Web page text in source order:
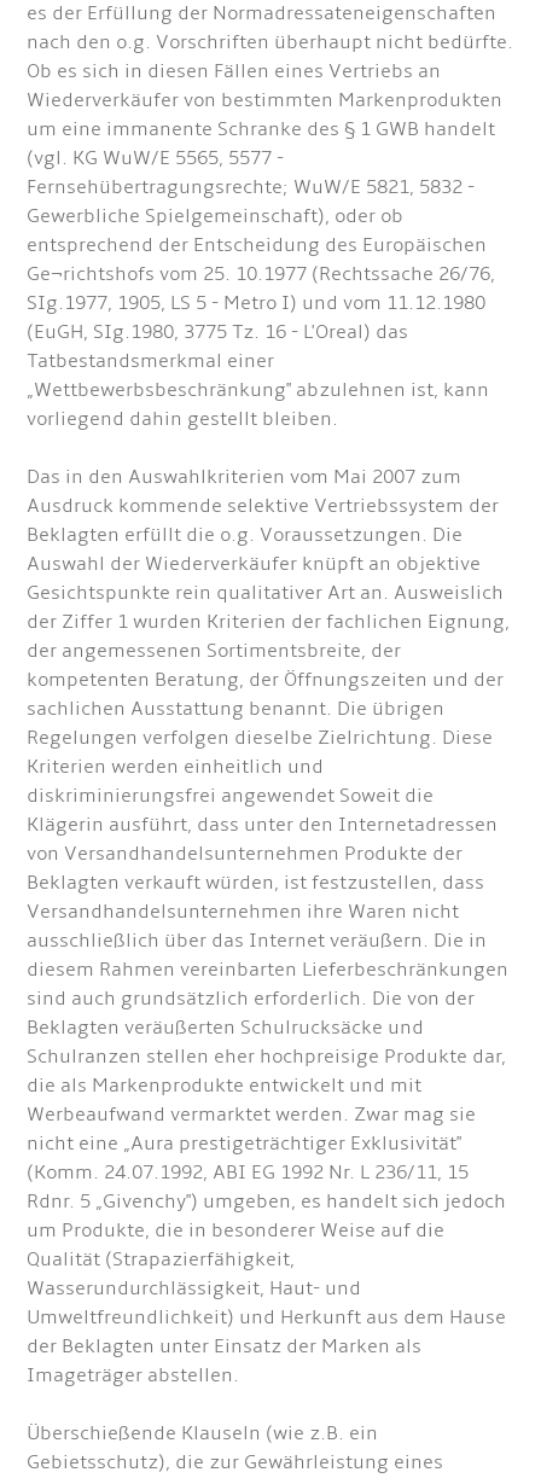
es der Erfüllung der Normadressateneigenschaften
nach den o.g. Vorschriften überhaupt nicht bedürfte.
Ob es sich in diesen Fällen eines Vertriebs an
Wiederverkäufer von bestimmten Markenprodukten
um eine immanente Schranke des § 1 GWB handelt
(vgl. KG WuW/E 5565, 5577 -
Fernsehübertragungsrechte; WuW/E 5821, 5832 -
Gewerbliche Spielgemeinschaft), oder ob
entsprechend der Entscheidung des Europäischen
Ge¬richtshofs vom 25. 10.1977 (Rechtssache 26/76,
SIg.1977, 1905, LS 5 - Metro I) und vom 11.12.1980
(EuGH, SIg.1980, 3775 Tz. 16 - L'Oreal) das
Tatbestandsmerkmal einer
„Wettbewerbsbeschränkung" abzulehnen ist, kann
vorliegend dahin gestellt bleiben.
Das in den Auswahlkriterien vom Mai 2007 zum
Ausdruck kommende selektive Vertriebssystem der
Beklagten erfüllt die o.g. Voraussetzungen. Die
Auswahl der Wiederverkäufer knüpft an objektive
Gesichtspunkte rein qualitativer Art an. Ausweislich
der Ziffer 1 wurden Kriterien der fachlichen Eignung,
der angemessenen Sortimentsbreite, der
kompetenten Beratung, der Öffnungszeiten und der
sachlichen Ausstattung benannt. Die übrigen
Regelungen verfolgen dieselbe Zielrichtung. Diese
Kriterien werden einheitlich und
diskriminierungsfrei angewendet Soweit die
Klägerin ausführt, dass unter den Internetadressen
von Versandhandelsunternehmen Produkte der
Beklagten verkauft würden, ist festzustellen, dass
Versandhandelsunternehmen ihre Waren nicht
ausschließlich über das Internet veräußern. Die in
diesem Rahmen vereinbarten Lieferbeschränkungen
sind auch grundsätzlich erforderlich. Die von der
Beklagten veräußerten Schulrucksäcke und
Schulranzen stellen eher hochpreisige Produkte dar,
die als Markenprodukte entwickelt und mit
Werbeaufwand vermarktet werden. Zwar mag sie
nicht eine „Aura prestigeträchtiger Exklusivität"
(Komm. 24.07.1992, ABI EG 1992 Nr. L 236/11, 15
Rdnr. 5 „Givenchy") umgeben, es handelt sich jedoch
um Produkte, die in besonderer Weise auf die
Qualität (Strapazierfähigkeit,
Wasserundurchlässigkeit, Haut- und
Umweltfreundlichkeit) und Herkunft aus dem Hause
der Beklagten unter Einsatz der Marken als
Imageträger abstellen.
Überschießende Klauseln (wie z.B. ein
Gebietsschutz), die zur Gewährleistung eines